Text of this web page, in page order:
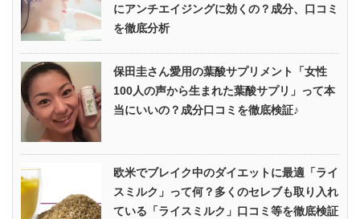
にアンチエイジングに効くの？成分、口コミ
を徹底分析
保田圭さん愛用の葉酸サプリメント「女性
100人の声から生まれた葉酸サプリ」って本
当にいいの？成分口コミを徹底検証♪
欧米でブレイク中のダイエットに最適「ライ
スミルク」って何？多くのセレブも取り入れ
ている「ライスミルク」口コミ等を徹底検証